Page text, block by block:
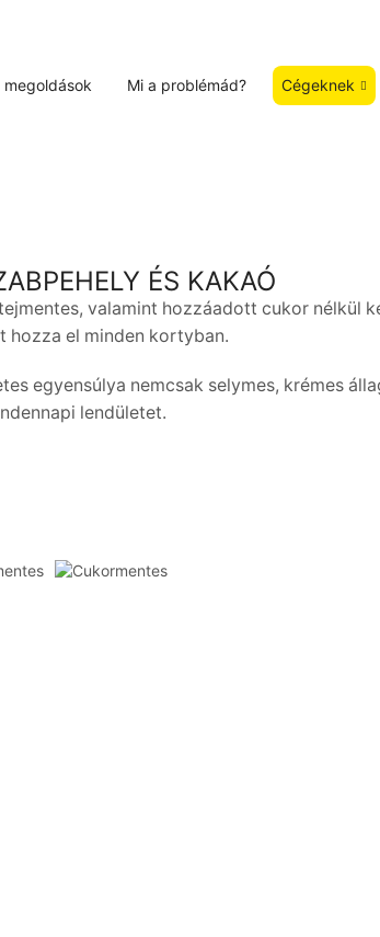
megoldások Mi a problémád? Cégeknek
ÉS KAKAÓ
valamint hozzáadott cukor nélkül
hozza el minden kortyban.
egyensúlya nemcsak selymes, krémes
lendületet.